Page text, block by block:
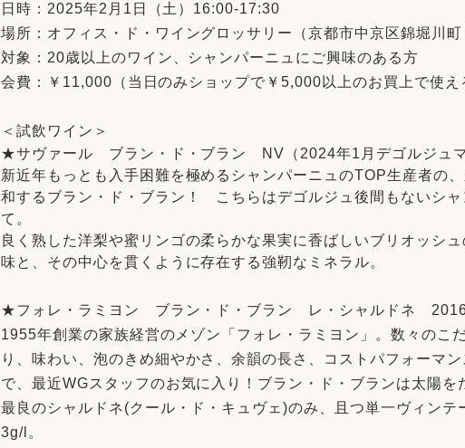
日時：2025年2月1日（土）16:00-17:30
場所：オフィス・ド・ワイングロッサリー（京都市中京区錦堀川
対象：20歳以上のワイン、シャンパーニュにご興味のある方
会費：￥11,000（当日のみショップで￥5,000以上のお買上で使え
＜試飲ワイン＞
★サヴァール ブラン・ド・ブラン NV（2024年1月デゴルジュマ
新近年もっとも入手困難を極めるシャンパーニュのTOP生産者の
和するブラン・ド・ブラン！ こちらはデゴルジュ後間もないシ
て。
良く熟した洋梨や蜜リンゴの柔らかな果実に香ばしいブリオッシ
味と、その中心を貫くように存在する強靭なミネラル。
★フォレ・ラミヨン ブラン・ド・ブラン レ・シャルドネ
1955年創業の家族経営のメゾン「フォレ・ラミヨン」。数々のこ
り、味わい、泡のきめ細やかさ、余韻の長さ、コストパフォーマ
で、最近WGスタッフのお気に入り！ブラン・ド・ブランは太陽
最良のシャルドネ(クール・ド・キュヴェ)のみ、且つ単一ヴィンテ
3g/l。